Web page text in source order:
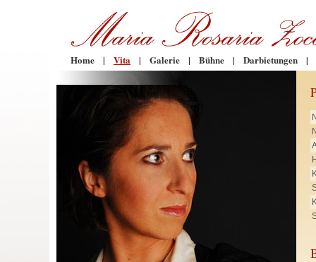
Home | Vita | Galerie | Bühne | Darbietungen |